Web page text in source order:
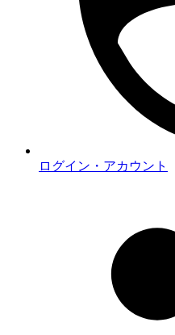
ログイン・アカウント